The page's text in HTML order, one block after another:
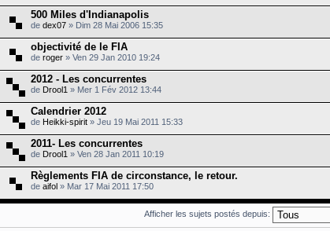
500 Miles d'Indianapolis
de dex07 » Dim 28 Mai 2006 15:35
objectivité de le FIA
de roger » Ven 29 Jan 2010 19:24
2012 - Les concurrentes
de Drool1 » Mer 1 Fév 2012 13:44
Calendrier 2012
de Heikki-spirit » Jeu 19 Mai 2011 15:33
2011- Les concurrentes
de Drool1 » Ven 28 Jan 2011 10:19
Règlements FIA de circonstance, le retour.
de aifol » Mar 17 Mai 2011 17:50
Afficher les sujets postés depuis: